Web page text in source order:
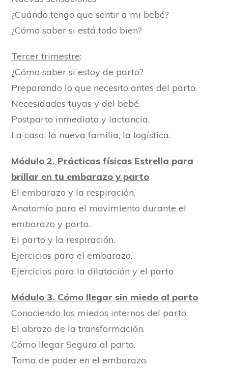
¿Cuándo tengo que sentir a mi bebé?
¿Cómo saber si está todo bien?
Tercer trimestre:
¿Cómo saber si estoy de parto?
Preparando lo que necesito antes del parto.
Necesidades tuyas y del bebé.
Postparto inmediato y lactancia.
La casa, la nueva familia, la logística.
Módulo 2. Prácticas físicas Estrella para
brillar en tu embarazo y parto
El embarazo y la respiración.
Anatomía para el movimiento durante el
embarazo y parto.
El parto y la respiración.
Ejercicios para el embarazo.
Ejercicios para la dilatación y el parto
Módulo 3. Cómo llegar sin miedo al parto
Conociendo los miedos internos del parto.
El abrazo de la transformación.
Cómo llegar Segura al parto.
Toma de poder en el embarazo.